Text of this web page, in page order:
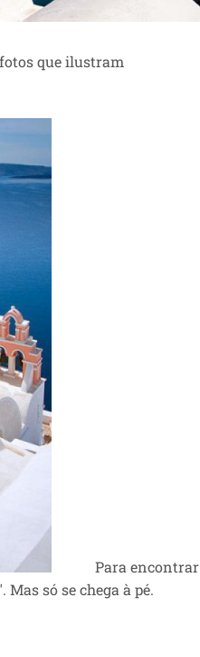
que ilustram
Para encontrar
Mas só se chega à pé.